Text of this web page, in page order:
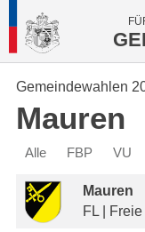
Gemeindewahlen
Mauren
Alle FBP VU
Mauren
FL |